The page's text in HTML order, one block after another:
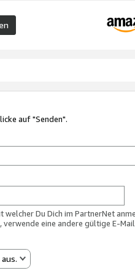
auf "Senden".
welcher Du Dich im PartnerNet
eine andere gültige E-